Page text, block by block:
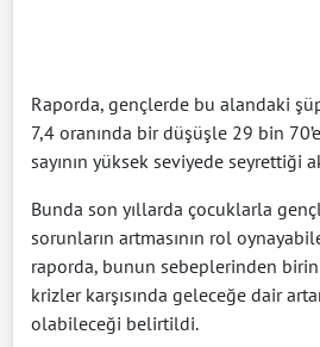
Raporda, gençlerde bu alandaki
7,4 oranında bir düşüşle 29 bin
sayının yüksek seviyede seyrettiği
Bunda son yıllarda çocuklarla
sorunların artmasının rol
raporda, bunun sebeplerinden
krizler karşısında geleceğe dair
olabileceği belirtildi.​​​​​​​